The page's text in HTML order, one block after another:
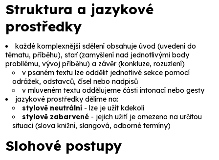
Struktura a jazykové
prostředky
každé komplexnější sdělení obsahujeúvod (uvedení do
tématu, příběhu), stať(zamyšlení nad jednotlivými body
probllému, vývoj příběhu) a závěr (konkluze, rozuzlení)
v psaném textu lze oddělit jednotlivé sekce pomocí
odrážek, odstavců, čísel nebo nadpisů
v mluveném textu oddělujeme části intonací nebo gesty
jazykové prostředkydělíme na:
stylově neutrální - lze je užít kdekoli
stylově zabarvené - jejich užití je omezeno na určitou
situaci (slova knižní, slangová, odborné termíny)
Slohové postupy